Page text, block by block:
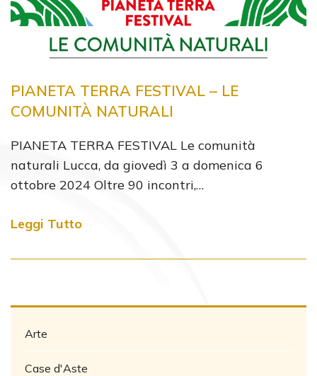
PIANETA TERRA FESTIVAL – LE
COMUNITÀ NATURALI
PIANETA TERRA FESTIVAL Le comunità
naturali Lucca, da giovedì 3 a domenica 6
ottobre 2024 Oltre 90 incontri,…
Leggi Tutto
Arte
Case d'Aste